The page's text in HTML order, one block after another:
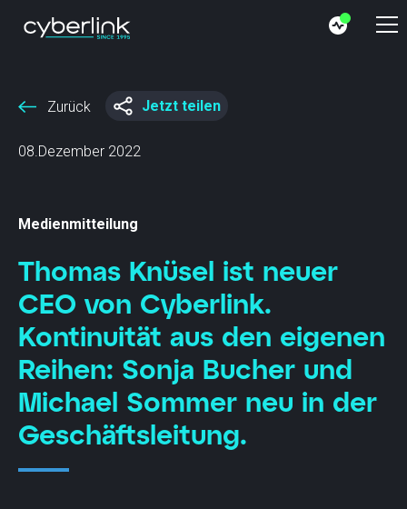
Zurück Jetzt teilen
08.Dezember 2022
Medienmitteilung
Thomas Knüsel ist neuer
CEO von Cyberlink.
Kontinuität aus den eigenen
Reihen: Sonja Bucher und
Michael Sommer neu in der
Geschäftsleitung.